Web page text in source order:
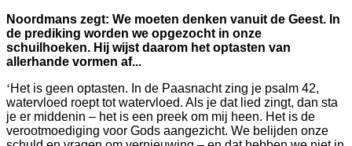
Noordmans zegt: We moeten denken vanuit de Geest. In
de prediking worden we opgezocht in onze
schuilhoeken. Hij wijst daarom het optasten van
allerhande vormen af...
‘Het is geen optasten. In de Paasnacht zing je psalm 42,
watervloed roept tot watervloed. Als je dat lied zingt, dan sta
je er middenin – het is een preek om mij heen. Het is de
verootmoediging voor Gods aangezicht. We belijden onze